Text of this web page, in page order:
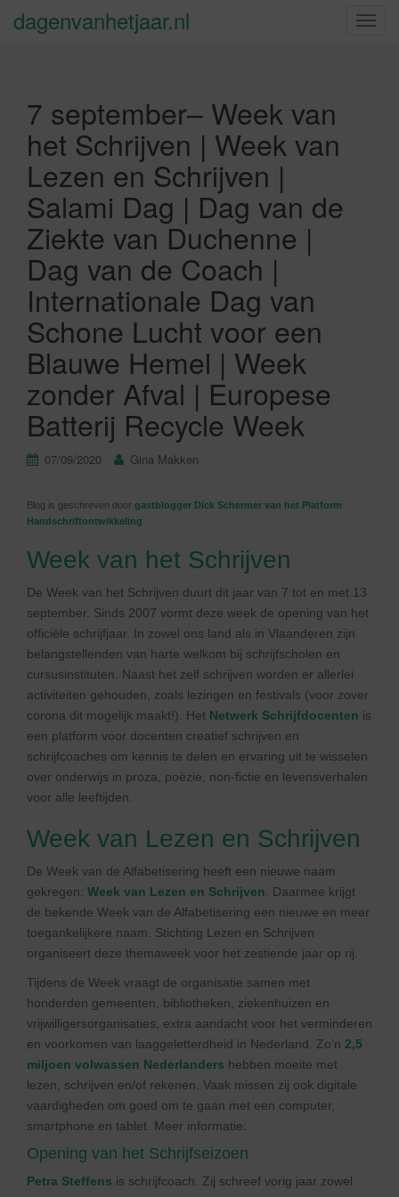
S
dagenvanhetjaar.nl
7 september– Week van
het Schrijven | Week van
Lezen en Schrijven |
Salami Dag | Dag van de
Ziekte van Duchenne |
Dag van de Coach |
Internationale Dag van
Schone Lucht voor een
Blauwe Hemel | Week
zonder Afval | Europese
Batterij Recycle Week
07/09/2020 Gina Makken
Blog is geschreven door gastblogger Dick Schermer van het Platform
Handschriftontwikkeling
Week van het Schrijven
De Week van het Schrijven duurt dit jaar van 7 tot en met 13
september. Sinds 2007 vormt deze week de opening van het
officiële schrijfjaar. In zowel ons land als in Vlaanderen zijn
belangstellenden van harte welkom bij schrijfscholen en
cursusinstituten. Naast het zelf schrijven worden er allerlei
activiteiten gehouden, zoals lezingen en festivals (voor zover
corona dit mogelijk maakt!). Het Netwerk Schrijfdocenten is
een platform voor docenten creatief schrijven en
schrijfcoaches om kennis te delen en ervaring uit te wisselen
over onderwijs in proza, poëzie, non-fictie en levensverhalen
voor alle leeftijden.
Week van Lezen en Schrijven
De Week van de Alfabetisering heeft een nieuwe naam
gekregen: Week van Lezen en Schrijven . Daarmee krijgt
de bekende Week van de Alfabetisering een nieuwe en meer
toegankelijkere naam. Stichting Lezen en Schrijven
organiseert deze themaweek voor het zestiende jaar op rij.
Tijdens de Week vraagt de organisatie samen met
honderden gemeenten, bibliotheken, ziekenhuizen en
vrijwilligersorganisaties, extra aandacht voor het verminderen
en voorkomen van laaggeletterdheid in Nederland. Zo’n 2,5
miljoen volwassen Nederlanders hebben moeite met
lezen, schrijven en/of rekenen. Vaak missen zij ook digitale
vaardigheden om goed om te gaan met een computer,
smartphone en tablet. Meer informatie:
Opening van het Schrijfseizoen
Petra Steffens is schrijfcoach. Zij schreef vorig jaar zowel